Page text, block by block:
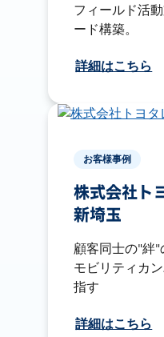
フィールド活
ード構築。
詳細はこちら
お客様事例
株式会社ト
新埼玉
顧客同士の"絆"
モビリティカ
指す
詳細はこちら